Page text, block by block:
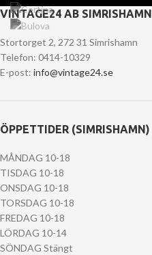
VINTAGE24 AB SIMRISHAMN
Stortorget 2, 272 31 Simrishamn
Telefon: 0414-10329
E-post: info@vintage24.se
ÖPPETTIDER (SIMRISHAMN)
MÅNDAG 10-18
TISDAG 10-18
ONSDAG 10-18
TORSDAG 10-18
FREDAG 10-18
LÖRDAG 10-14
SÖNDAG Stängt